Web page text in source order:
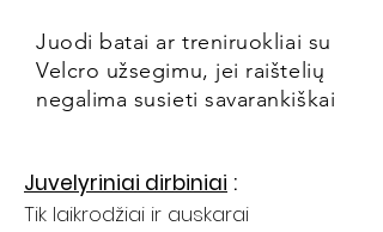
Juodi batai ar treniruokliai su
Velcro užsegimu, jei raištelių
negalima susieti savarankiškai
Juvelyriniai dirbiniai :
Tik laikrodžiai ir auskarai